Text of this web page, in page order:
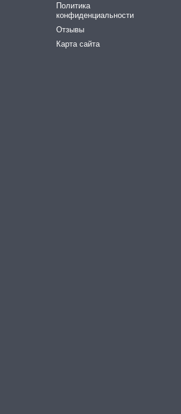
Политика
конфиденциальности
Отзывы
Карта сайта